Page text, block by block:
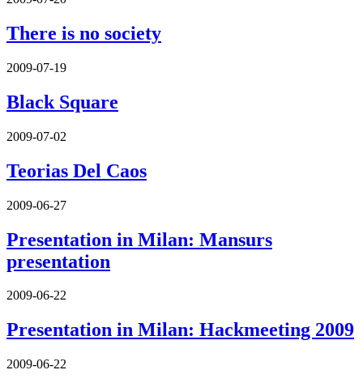
There is no society
2009-07-19
Black Square
2009-07-02
Teorias Del Caos
2009-06-27
Presentation in Milan: Mansurs
presentation
2009-06-22
Presentation in Milan: Hackmeeting 2009
2009-06-22